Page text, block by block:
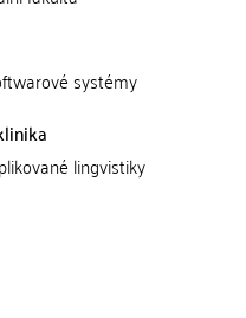
systémy
lingvistiky